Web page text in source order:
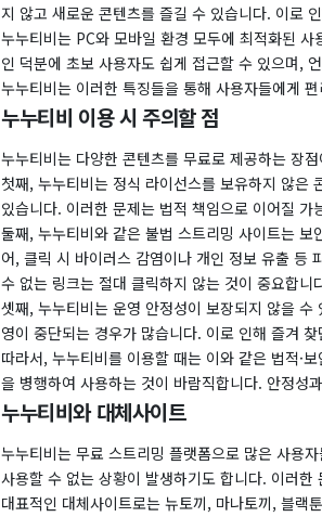
지 않고 새로운 콘텐츠를 즐길 수 있습니다. 이로
누누티비는 PC와 모바일 환경 모두에 최적화된
인 덕분에 초보 사용자도 쉽게 접근할 수 있으며,
누누티비는 이러한 특징들을 통해 사용자들에게
누누티비 이용 시 주의할 점
누누티비는 다양한 콘텐츠를 무료로 제공하는 장
첫째, 누누티비는 정식 라이선스를 보유하지 않은
있습니다. 이러한 문제는 법적 책임으로 이어질
둘째, 누누티비와 같은 불법 스트리밍 사이트는
어, 클릭 시 바이러스 감염이나 개인 정보 유출 등
수 없는 링크는 절대 클릭하지 않는 것이 중요합니
셋째, 누누티비는 운영 안정성이 보장되지 않을
영이 중단되는 경우가 많습니다. 이로 인해 즐겨
따라서, 누누티비를 이용할 때는 이와 같은 법적·
을 병행하여 사용하는 것이 바람직합니다. 안정성
누누티비와 대체사이트
누누티비는 무료 스트리밍 플랫폼으로 많은 사용
사용할 수 없는 상황이 발생하기도 합니다. 이러
대표적인 대체사이트로는 뉴토끼, 마나토끼, 블랙